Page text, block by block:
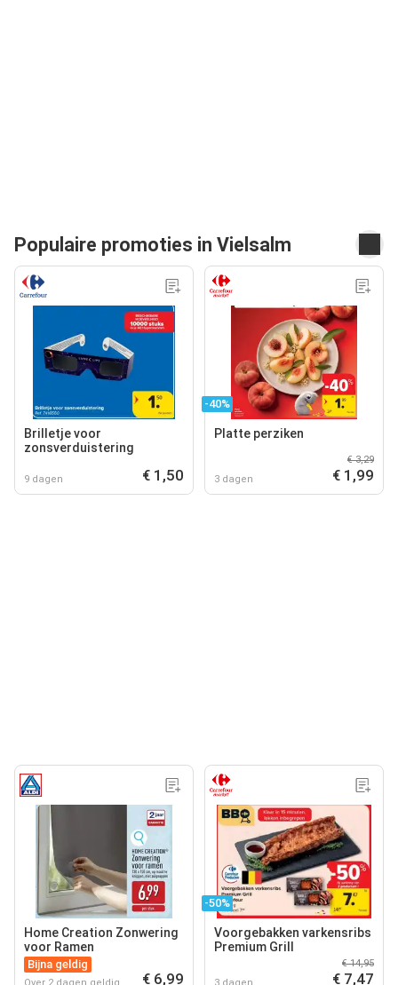
Populaire promoties in Vielsalm
Brilletje voor
zonsverduistering
9 dagen € 1,50
-40%
Platte perziken
3 dagen
€ 3,29
€ 1,99
Home Creation Zonwering
voor Ramen
Bijna geldig
€ 6,99
-50%
Voorgebakken varkensribs
Premium Grill
€ 14,95
€ 7,47